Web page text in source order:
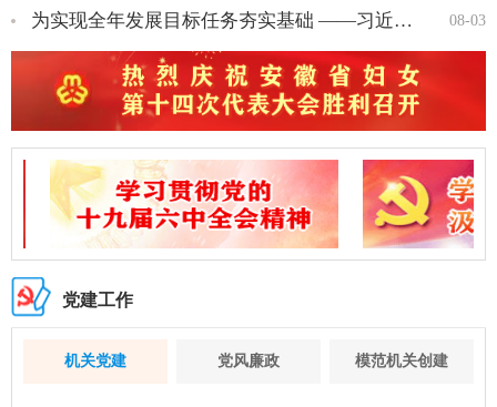
08-03
为实现全年发展目标任务夯实基础 ——习近平总书记引领“十五五…
党建工作
机关党建 党风廉政 模范机关创建